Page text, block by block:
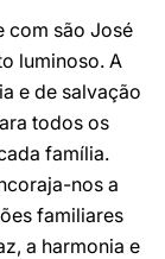
com são José
luminoso. A
e de salvação
todos os
família.
nos a
familiares
a harmonia e